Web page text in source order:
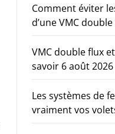
Comment éviter
d’une VMC double
VMC double flux
savoir 6 août 2026
Les systèmes de
vraiment vos